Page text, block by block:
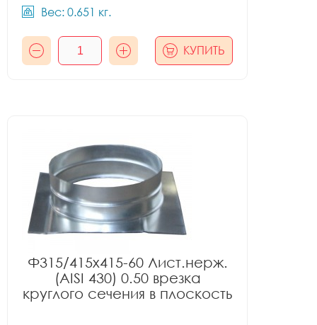
Вес: 0.651 кг.
КУПИТЬ
Ф315/415x415-60 Лист.нерж.
(AISI 430) 0.50 врезка
круглого сечения в плоскость